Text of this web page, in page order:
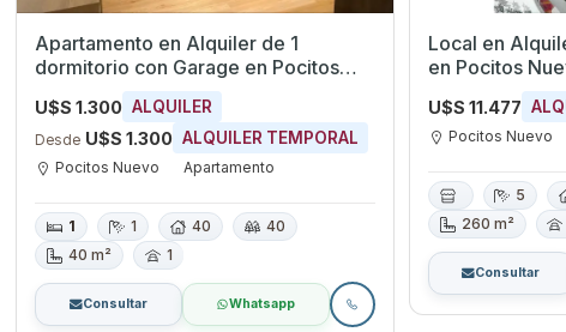
Apartamento en Alquiler de 1
dormitorio con Garage en Pocitos
Nuevo, Montevideo
U$S 1.300 ALQUILER
Desde U$S 1.300 ALQUILER TEMPORAL
Pocitos Nuevo Apartamento
1 1 40
40
40 m²
1
Consultar Whatsapp
Local en
en Pocitos
U$S 11.477
Pocitos Nuevo
5
260 m²
Consultar